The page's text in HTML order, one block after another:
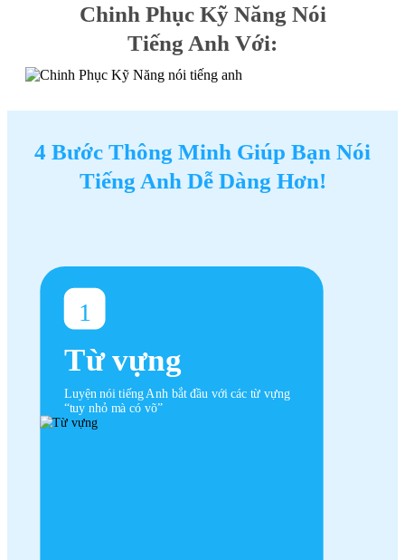
Chinh Phục Kỹ Năng Nói
Tiếng Anh Với:
4 Bước Thông Minh Giúp Bạn Nói
Tiếng Anh Dễ Dàng Hơn!
1
Từ vựng
Luyện nói tiếng Anh bắt đầu với các từ vựng
“tuy nhỏ mà có võ”